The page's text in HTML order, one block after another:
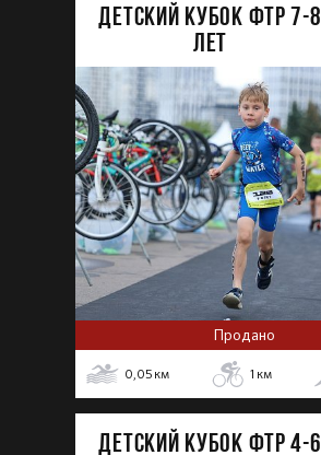
ДЕТСКИЙ КУБОК ФТР 7-8
лет
Продано
0,05 км 1 км
ДЕТСКИЙ КУБОК ФТР 4-6